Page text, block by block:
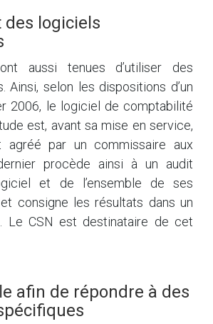
des logiciels
aussi tenues d’utiliser des
Ainsi, selon les dispositions d’un
2006, le logiciel de comptabilité
est, avant sa mise en service,
agréé par un commissaire aux
procède ainsi à un audit
et de l’ensemble de ses
consigne les résultats dans un
Le CSN est destinataire de cet
afin de répondre à des